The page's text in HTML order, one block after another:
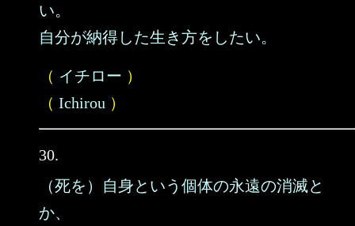
い。
自分が納得した生き方をしたい。
（ イチロー ）
（ Ichirou ）
30.
（死を）自身という個体の永遠の消滅と
か、